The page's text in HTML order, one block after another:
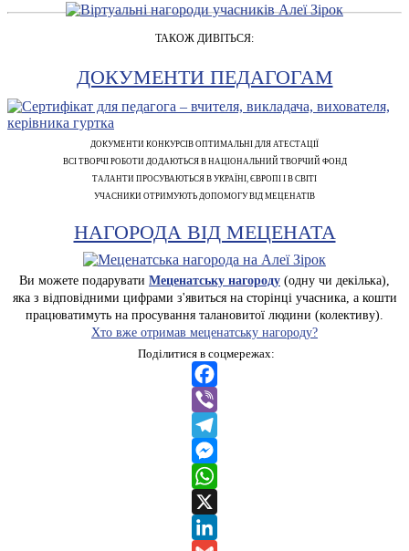
ТАКОЖ ДИВІТЬСЯ:
ДОКУМЕНТИ ПЕДАГОГАМ
ДОКУМЕНТИ КОНКУРСІВ ОПТИМАЛЬНІ ДЛЯ АТЕСТАЦІЇ
ВСІ ТВОРЧІ РОБОТИ ДОДАЮТЬСЯ В НАЦІОНАЛЬНИЙ ТВОРЧИЙ ФОНД
ТАЛАНТИ ПРОСУВАЮТЬСЯ В УКРАЇНІ, ЄВРОПІ І В СВІТІ
УЧАСНИКИ ОТРИМУЮТЬ ДОПОМОГУ ВІД МЕЦЕНАТІВ
НАГОРОДА ВІД МЕЦЕНАТА
Ви можете подарувати Меценатську нагороду (одну чи декілька),
яка з відповідними цифрами з'явиться на сторінці учасника, а кошти
працюватимуть на просування талановитої людини (колективу).
Хто вже отримав меценатську нагороду?
Поділитися в соцмережах:
Facebook
Viber
Telegram
Messenger
WhatsApp
X